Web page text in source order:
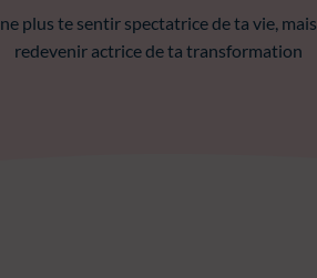
ne plus te sentir spectatrice de ta vie, mais
redevenir actrice de ta transformation